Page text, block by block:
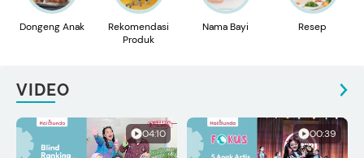
Dongeng Anak
Rekomendasi
Produk
Nama Bayi Resep
VIDEO
04:10 00:39